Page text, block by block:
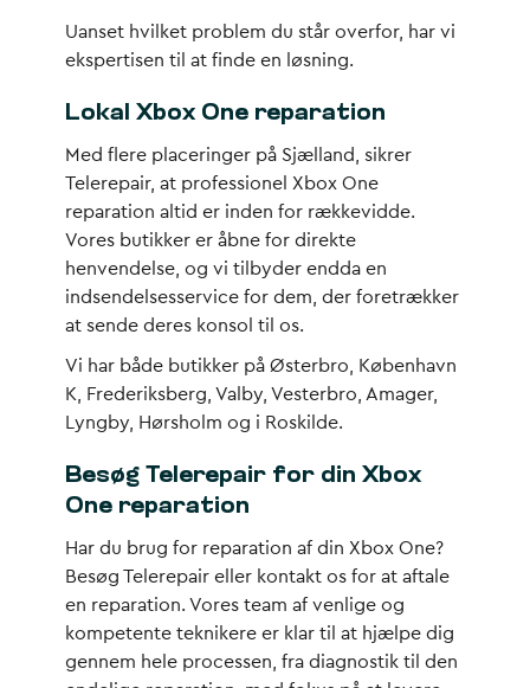
Uanset hvilket problem du står overfor, har vi
ekspertisen til at finde en løsning.
Lokal Xbox One reparation
Med flere placeringer på Sjælland, sikrer
Telerepair, at professionel Xbox One
reparation altid er inden for rækkevidde.
Vores butikker er åbne for direkte
henvendelse, og vi tilbyder endda en
indsendelsesservice for dem, der foretrækker
at sende deres konsol til os.
Vi har både butikker på Østerbro, København
K, Frederiksberg, Valby, Vesterbro, Amager,
Lyngby, Hørsholm og i Roskilde.
Besøg Telerepair for din Xbox
One reparation
Har du brug for reparation af din Xbox One?
Besøg Telerepair eller kontakt os for at aftale
en reparation. Vores team af venlige og
kompetente teknikere er klar til at hjælpe dig
gennem hele processen, fra diagnostik til den